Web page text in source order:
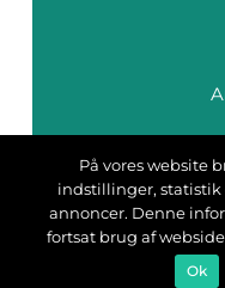
På vores website
indstillinger, statistik
annoncer. Denne
fortsat brug af
Ok